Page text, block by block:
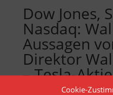
Cookie-
Dow Jones,
Nasdaq:
Aussagen
Direktor
– Tesla-